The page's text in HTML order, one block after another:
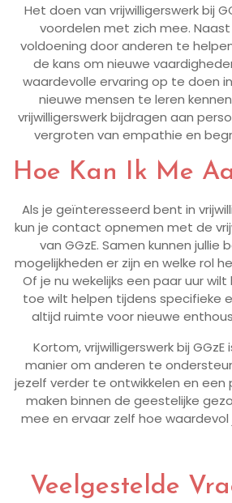
Het doen van vrijwilligerswerk bij
voordelen met zich mee.
voldoening door anderen te
de kans om nieuwe
waardevolle ervaring op te doen
nieuwe mensen te leren
vrijwilligerswerk bijdragen aan
vergroten van empathie en
Hoe Kan Ik Me
Als je geïnteresseerd bent in
kun je contact opnemen met de
van GGzE. Samen kunnen jullie
mogelijkheden er zijn en welke rol
Of je nu wekelijks een paar uur
toe wilt helpen tijdens specifieke
altijd ruimte voor nieuwe
Kortom, vrijwilligerswerk bij
manier om anderen te
jezelf verder te ontwikkelen en
maken binnen de geestelijke
mee en ervaar zelf hoe waardevol
Veelgestelde